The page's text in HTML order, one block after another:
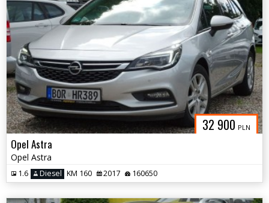
32 900 PLN
Opel Astra
Opel Astra
1.6 Diesel KM 160 2017 160650